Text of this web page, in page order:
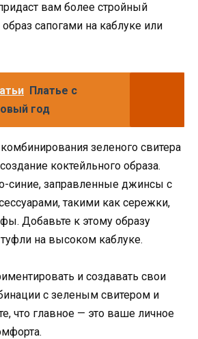
вам более стройный
сапогами на каблуке или
Платье с
год
зеленого свитера
коктейльного образа.
синие, заправленные джинсы с
такими как сережки,
Добавьте к этому образу
на высоком каблуке.
и создавать свои
с зеленым свитером и
что главное — это ваше личное